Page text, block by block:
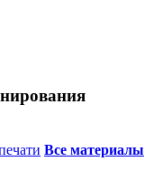
Все материалы